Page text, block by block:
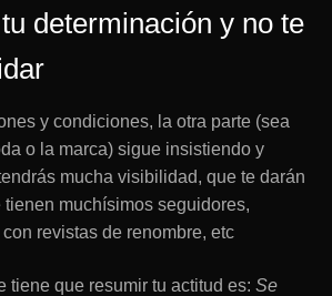
determinación y no te
y condiciones, la otra parte (sea
o la marca) sigue insistiendo y
mucha visibilidad, que te darán
tienen muchísimos seguidores,
revistas de renombre, etc
tiene que resumir tu actitud es: Se